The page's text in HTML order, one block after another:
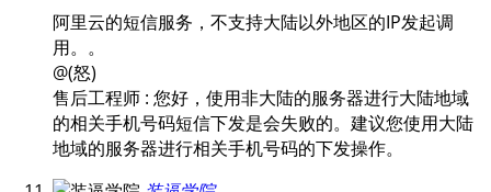
阿里云的短信服务，不支持大陆以外地区的IP发起调
用。。
@(怒)
售后工程师 : 您好，使用非大陆的服务器进行大陆地域
的相关手机号码短信下发是会失败的。建议您使用大陆
地域的服务器进行相关手机号码的下发操作。